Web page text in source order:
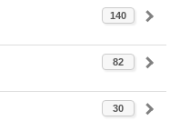
140
82
30